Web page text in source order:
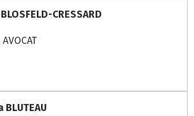
BLOSFELD-CRESSARD
BLUTEAU